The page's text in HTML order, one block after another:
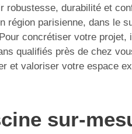
durabilité et
région parisienne, dans le
concrétiser votre
qualifiés près de chez
et valoriser votre espace
sur-